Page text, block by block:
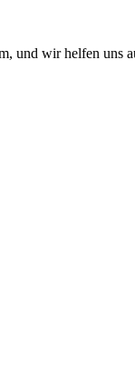
wir helfen uns